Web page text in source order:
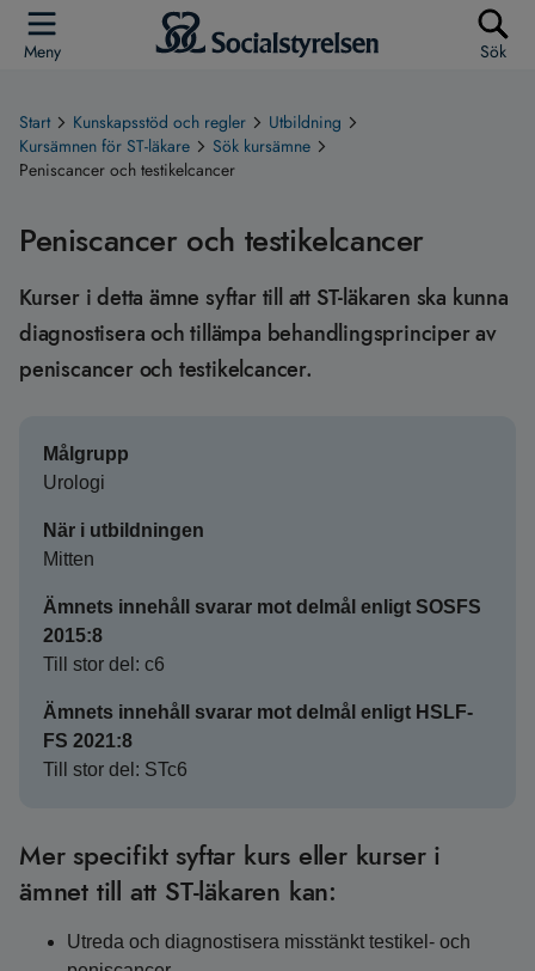
Meny Sök
Start Kunskapsstöd och regler
Utbildning
Kursämnen för ST-läkare
Sök kursämne
Peniscancer och testikelcancer
Peniscancer och testikelcancer
Kurser i detta ämne syftar till att ST-läkaren ska kunna
diagnostisera och tillämpa behandlingsprinciper av
peniscancer och testikelcancer.
Målgrupp
Urologi
När i utbildningen
Mitten
Ämnets innehåll svarar mot delmål enligt SOSFS
2015:8
Till stor del: c6
Ämnets innehåll svarar mot delmål enligt HSLF-
FS 2021:8
Till stor del: STc6
Mer specifikt syftar kurs eller kurser i
ämnet till att ST-läkaren kan:
Utreda och diagnostisera misstänkt testikel- och